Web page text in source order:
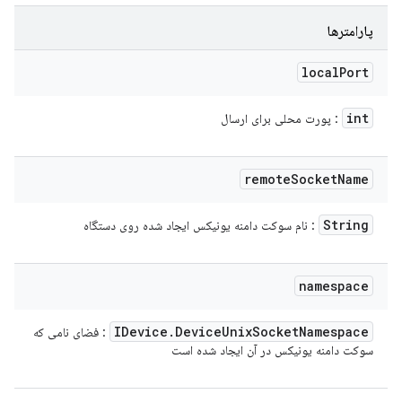
پارامترها
localPort
int : پورت محلی برای ارسال
remoteSocketName
String : نام سوکت دامنه یونیکس ایجاد شده روی دستگاه
namespace
IDevice . DeviceUnixSocketNamespace
: فضای نامی که
سوکت دامنه یونیکس در آن ایجاد شده است